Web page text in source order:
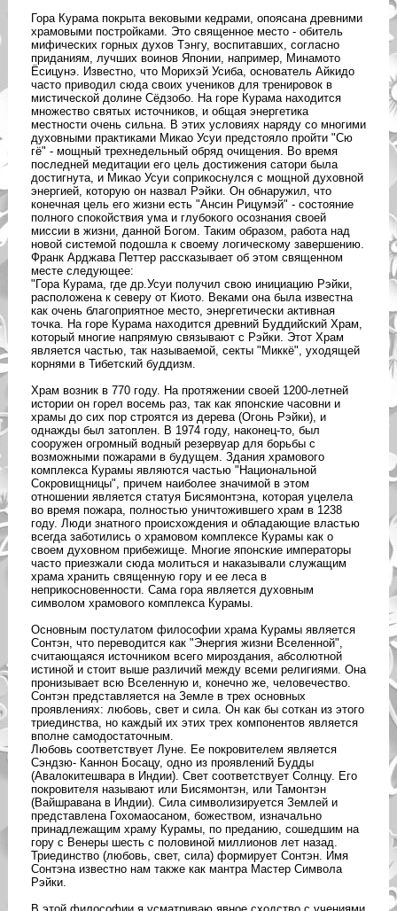
Гора Курама покрыта вековыми кедрами, опоясана древними
храмовыми постройками. Это священное место - обитель
мифических горных духов Тэнгу, воспитавших, согласно
приданиям, лучших воинов Японии, например, Минамото
Ёсицунэ. Известно, что Морихэй Усиба, основатель Айкидо
часто приводил сюда своих учеников для тренировок в
мистической долине Сёдзобо. На горе Курама находится
множество святых источников, и общая энергетика
местности очень сильна. В этих условиях наряду со многими
духовными практиками Микао Усуи предстояло пройти "Cю
гё" - мощный трехнедельный обряд очищения. Во время
последней медитации его цель достижения сатори была
достигнута, и Микао Усуи соприкоснулся с мощной духовной
энергией, которую он назвал Рэйки. Он обнаружил, что
конечная цель его жизни есть "Ансин Рицумэй" - состояние
полного спокойствия ума и глубокого осознания своей
миссии в жизни, данной Богом. Таким образом, работа над
новой системой подошла к своему логическому завершению.
Франк Арджава Петтер рассказывает об этом священном
месте следующее:
"Гора Курама, где др.Усуи получил свою инициацию Рэйки,
расположена к северу от Киото. Веками она была известна
как очень благоприятное место, энергетически активная
точка. На горе Курама находится древний Буддийский Храм,
который многие напрямую связывают с Рэйки. Этот Храм
является частью, так называемой, секты "Миккё", уходящей
корнями в Тибетский буддизм.
Храм возник в 770 году. На протяжении своей 1200-летней
истории он горел восемь раз, так как японские часовни и
храмы до сих пор строятся из дерева (Огонь Рэйки), и
однажды был затоплен. В 1974 году, наконец-то, был
сооружен огромный водный резервуар для борьбы с
возможными пожарами в будущем. Здания храмового
комплекса Курамы являются частью "Национальной
Сокровищницы", причем наиболее значимой в этом
отношении является статуя Бисямонтэна, которая уцелела
во время пожара, полностью уничтожившего храм в 1238
году. Люди знатного происхождения и обладающие властью
всегда заботились о храмовом комплексе Курамы как о
своем духовном прибежище. Многие японские императоры
часто приезжали сюда молиться и наказывали служащим
храма хранить священную гору и ее леса в
неприкосновенности. Сама гора является духовным
символом храмового комплекса Курамы.
Основным постулатом философии храма Курамы является
Сонтэн, что переводится как "Энергия жизни Вселенной",
считающаяся источником всего мироздания, абсолютной
истиной и стоит выше различий между всеми религиями. Она
пронизывает всю Вселенную и, конечно же, человечество.
Сонтэн представляется на Земле в трех основных
проявлениях: любовь, свет и сила. Он как бы соткан из этого
триединства, но каждый их этих трех компонентов является
вполне самодостаточным.
Любовь соответствует Луне. Ее покровителем является
Сэндзю- Каннон Босацу, одно из проявлений Будды
(Авалокитешвара в Индии). Свет соответствует Солнцу. Его
покровителя называют или Бисямонтэн, или Тамонтэн
(Вайшравана в Индии). Сила символизируется Землей и
представлена Гохомаосаном, божеством, изначально
принадлежащим храму Курамы, по преданию, сошедшим на
гору с Венеры шесть с половиной миллионов лет назад.
Триединство (любовь, свет, сила) формирует Сонтэн. Имя
Сонтэна известно нам также как мантра Мастер Символа
Рэйки.